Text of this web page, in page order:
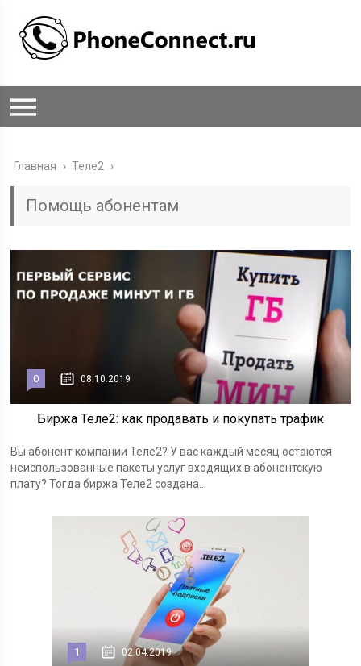
Главная › Теле2 ›
Помощь абонентам
0 08.10.2019
Биржа Теле2: как продавать и покупать трафик
Вы абонент компании Теле2? У вас каждый месяц остаются
неиспользованные пакеты услуг входящих в абонентскую
плату? Тогда биржа Теле2 создана...
1 02.04.2019